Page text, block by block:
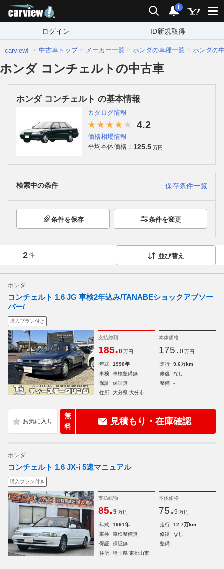
検索 通知
i
ログイン ID新規取得
carview! 中古車トップ メーカー一覧 ホンダの車種一覧 ホンダの
ホンダ コンチェルトの中古車
ホンダ コンチェルト の基本情報
カタログ情報
4.2
価格相場情報
平均本体価格： 125.5 万円
検索中の条件 保存条件一覧
条件を保存 条件を変更
2件 並び替え
ホンダ
コンチェルト 1.6 JG 車検2年込み/TANABEショックアブソー
バー/
購入プラン付き
支払総額
185.0 万円
本体価格
175. 0 万円
年式 1990年 走行
9.6万km
車検
車検整備無 修復
なし
保証
保証無 整備
-
住所
大分県 大分市
無
料
見積もり・在庫確認
ホンダ
コンチェルト 1.6 JX-i 5速マニュアル
購入プラン付き
支払総額
85.9 万円
本体価格
75. 9 万円
年式 1991年 走行
12.7万km
車検
車検整備無 修復
なし
保証
保証無 整備
-
住所
埼玉県 東松山市